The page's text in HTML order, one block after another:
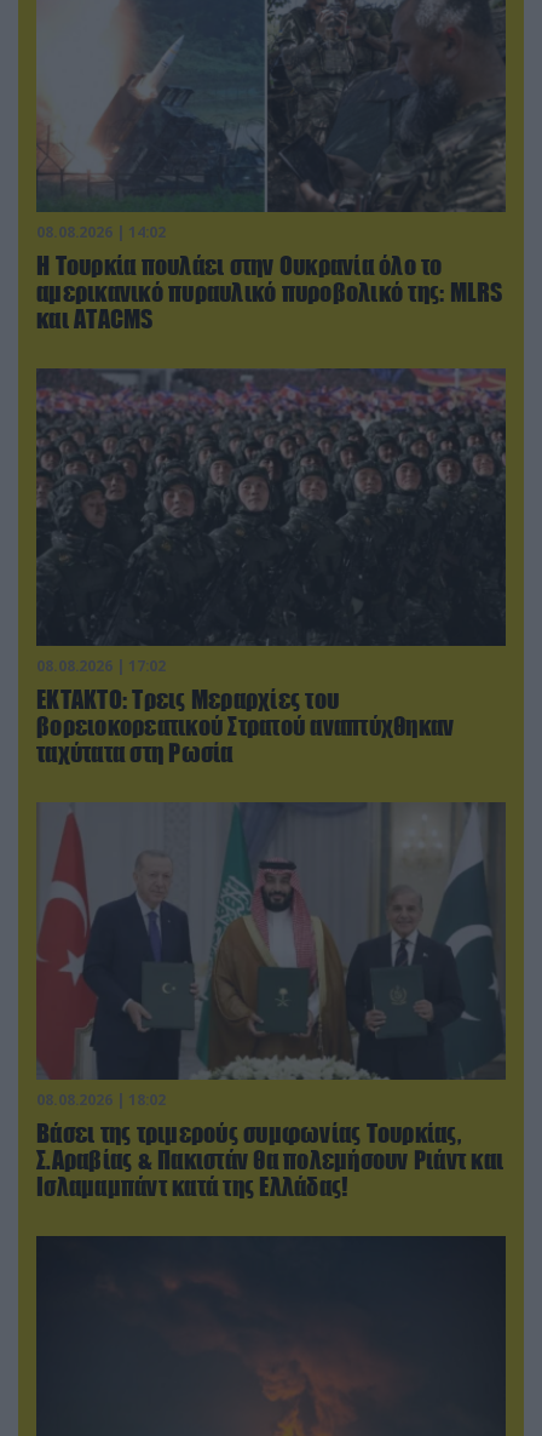
08.08.2026 | 14:02
Η Τουρκία πουλάει στην Ουκρανία όλο το
αμερικανικό πυραυλικό πυροβολικό της: MLRS
και ΑΤΑCMS
08.08.2026 | 17:02
ΕΚΤΑΚΤΟ: Τρεις Μεραρχίες του
βορειοκορεατικού Στρατού αναπτύχθηκαν
ταχύτατα στη Ρωσία
08.08.2026 | 18:02
Βάσει της τριμερούς συμφωνίας Τουρκίας,
Σ.Αραβίας & Πακιστάν θα πολεμήσουν Ριάντ και
Ισλαμαμπάντ κατά της Ελλάδας!